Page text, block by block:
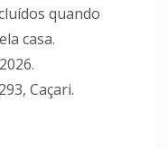
quando
casa.
Caçari.